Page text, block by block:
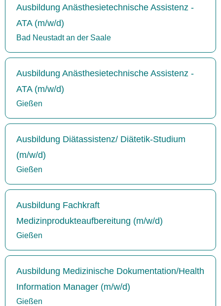
Ausbildung Anästhesietechnische Assistenz -
ATA (m/w/d)
Bad Neustadt an der Saale
Ausbildung Anästhesietechnische Assistenz -
ATA (m/w/d)
Gießen
Ausbildung Diätassistenz/ Diätetik-Studium
(m/w/d)
Gießen
Ausbildung Fachkraft
Medizinprodukteaufbereitung (m/w/d)
Gießen
Ausbildung Medizinische Dokumentation/Health
Information Manager (m/w/d)
Gießen